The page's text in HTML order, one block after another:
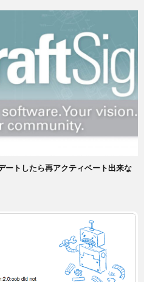
トしたら再アクティベート出来な